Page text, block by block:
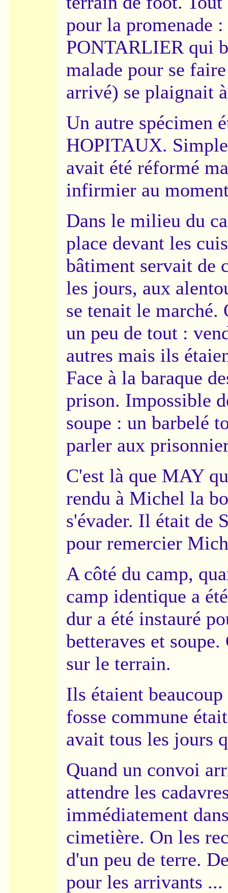
pour la promenade
PONTARLIER qui
malade pour se
arrivé) se plaignait
Un autre spécimen
HOPITAUX.
avait été réformé
infirmier au
Dans le milieu du
place devant les
bâtiment servait de
les jours, aux
se tenait le
un peu de tout :
autres mais ils
Face à la baraque
prison. Impossible
soupe : un barbelé
parler aux
C'est là que MAY
rendu à Michel la
s'évader. Il était de
pour remercier
A côté du camp,
camp identique a
dur a été instauré
betteraves et
sur le terrain.
Ils étaient
fosse commune
avait tous les jours
Quand un convoi
attendre les
immédiatement
cimetière. On les
d'un peu de terre.
pour les arrivants ...